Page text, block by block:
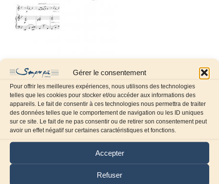
Gérer le consentement
Pour offrir les meilleures expériences, nous utilisons des technologies
telles que les cookies pour stocker et/ou accéder aux informations des
appareils. Le fait de consentir à ces technologies nous permettra de traiter
des données telles que le comportement de navigation ou les ID uniques
sur ce site. Le fait de ne pas consentir ou de retirer son consentement peut
avoir un effet négatif sur certaines caractéristiques et fonctions.
Accepter
Refuser
Laissez un commentaire
Commentaire